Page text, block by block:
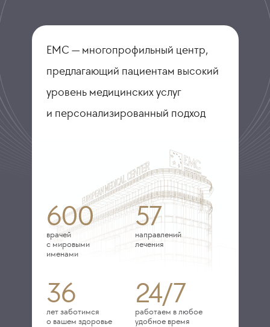
ЕМС — многопрофильный центр,
предлагающий пациентам высокий
уровень медицинских услуг
и персонализированный подход
600
врачей
с мировыми
именами
57
направлений
лечения
36
лет заботимся
о вашем здоровье
24/7
работаем в любое
удобное время